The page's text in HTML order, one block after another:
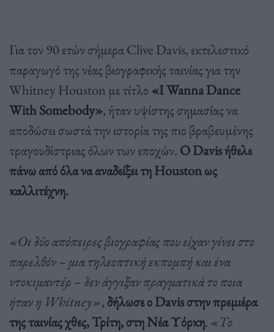
Για τον 90 ετών σήμερα Clive Davis, εκτελεστικό
παραγωγό της νέας βιογραφικής ταινίας για την
Whitney Houston με τίτλο «I Wanna Dance
With Somebody», ήταν υψίστης σημασίας να
αποδώσει σωστά την ιστορία της πιο βραβευμένης
τραγουδίστριας όλων των εποχών. Ο Davis ήθελε
πάνω από όλα να αναδείξει τη Houston ως
καλλιτέχνη.
«Οι δύο απόπειρες βιογραφίας που είχαν γίνει στο
παρελθόν – μια τηλεοπτική εκπομπή και ένα
ντοκιμαντέρ – δεν άγγιξαν πραγματικά το ποια
ήταν η Whitney», δήλωσε ο Davis στην πρεμιέρα
της ταινίας χθες, Τρίτη, στη Νέα Υόρκη. «Το